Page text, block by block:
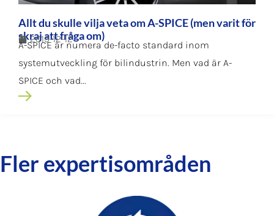
Allt du skulle vilja veta om A-SPICE (men varit för
skraj att fråga om)
2019-12-12
A-SPICE är numera de-facto standard inom
systemutveckling för bilindustrin. Men vad är A-
SPICE och vad...
Fler expertisområden